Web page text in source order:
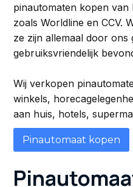
pinautomaten kopen van
zoals Worldline en CCV.
ze zijn allemaal door ons
gebruiksvriendelijk
Wij verkopen
winkels,
aan huis, hotels,
Pinautomaat kopen